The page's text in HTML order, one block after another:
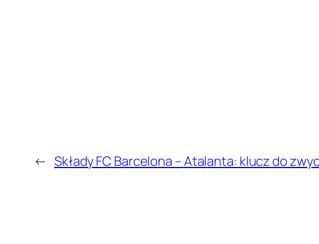
← Składy FC Barcelona – Atalanta: klucz do